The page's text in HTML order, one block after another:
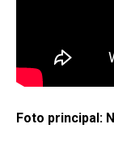
Foto principal: